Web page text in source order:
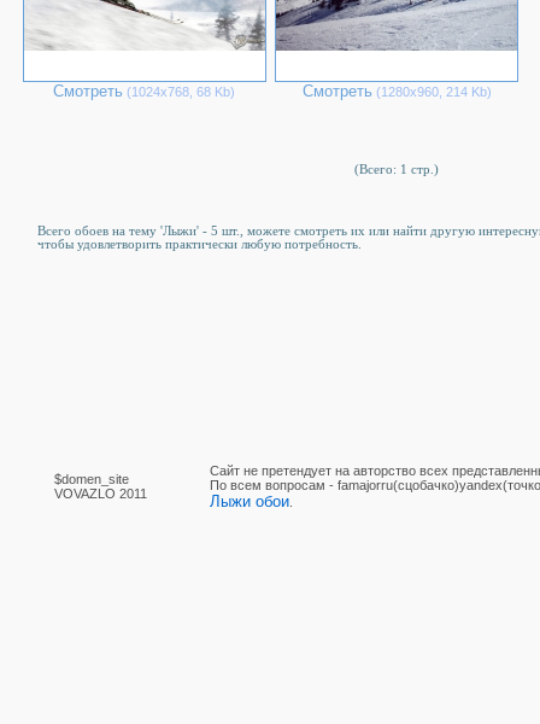
Смотреть (1024х768, 68 Kb) Смотреть (1280х960, 214 Kb)
(Всего: 1 стр.)
Всего обоев на тему 'Лыжи' - 5 шт., можете смотреть их или найти другую
чтобы удовлетворить практически любую потребность.
$domen_site
VOVAZLO 2011
Сайт не претендует на авторство всех
По вcем вопросам -
Лыжи обои